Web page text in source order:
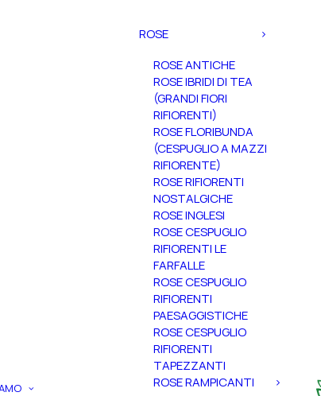
ROSE
ROSE ANTICHE
ROSE IBRIDI DI TEA
(GRANDI FIORI
RIFIORENTI)
ROSE FLORIBUNDA
(CESPUGLIO A MAZZI
RIFIORENTE)
ROSE RIFIORENTI
NOSTALGICHE
ROSE INGLESI
ROSE CESPUGLIO
RIFIORENTI LE
FARFALLE
ROSE CESPUGLIO
RIFIORENTI
PAESAGGISTICHE
ROSE CESPUGLIO
RIFIORENTI
TAPEZZANTI
ROSE RAMPICANTI